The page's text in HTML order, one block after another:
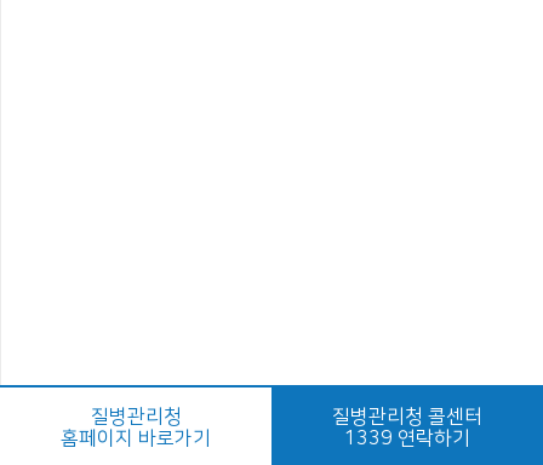
질병관리청
홈페이지 바로가기
질병관리청 콜센터
1339 연락하기